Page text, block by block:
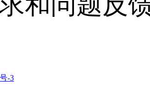
-3